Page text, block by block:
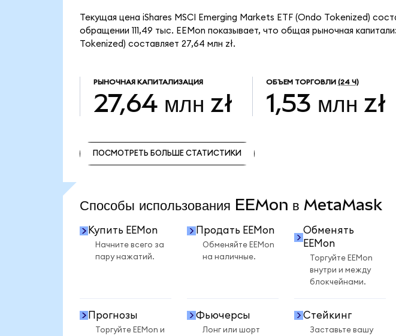
Текущая цена iShares MSCI Emerging Markets ETF (Ondo Tokenized)
обращении 111,49 тыс. EEMon показывает, что общая рыночная
Tokenized) составляет 27,64 млн zł.
РЫНОЧНАЯ КАПИТАЛИЗАЦИЯ
27,64 млн zł
ОБЪЕМ ТОРГОВЛИ (24 Ч)
1,53 млн zł
ПОСМОТРЕТЬ БОЛЬШЕ СТАТИСТИКИ
Способы использования EEMon в MetaMask
Купить EEMon
Начните всего за
пару нажатий.
Продать EEMon
Обменяйте EEMon
на наличные.
Обменять
EEMon
Торгуйте EEMon
внутри и между
блокчейнами.
Прогнозы
Торгуйте EEMon и
Фьючерсы
Лонг или шорт
Стейкинг
Заставьте вашу